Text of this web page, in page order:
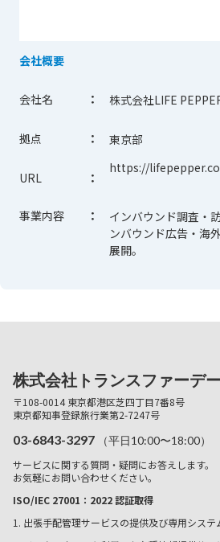
会社概要
会社名 ： 株式会社LIFE
拠点 ： 東京部
URL ：
https://
事業内容 ：
インバウンド調査・
ンバウンド広告・海
展開。
株式会社トランスファーデ
〒108-0014 東京都港区芝四丁目7番8号
東京都知事登録旅行業第2-7247号
03-6843-3297
（平日10:00〜18:00）
サービスに関する質問・疑問にお答えします。
お気軽にお問い合わせください。
ISO/IEC 27001：2022 認証取得
1. 出張手配管理サービスの提供及び専用システ